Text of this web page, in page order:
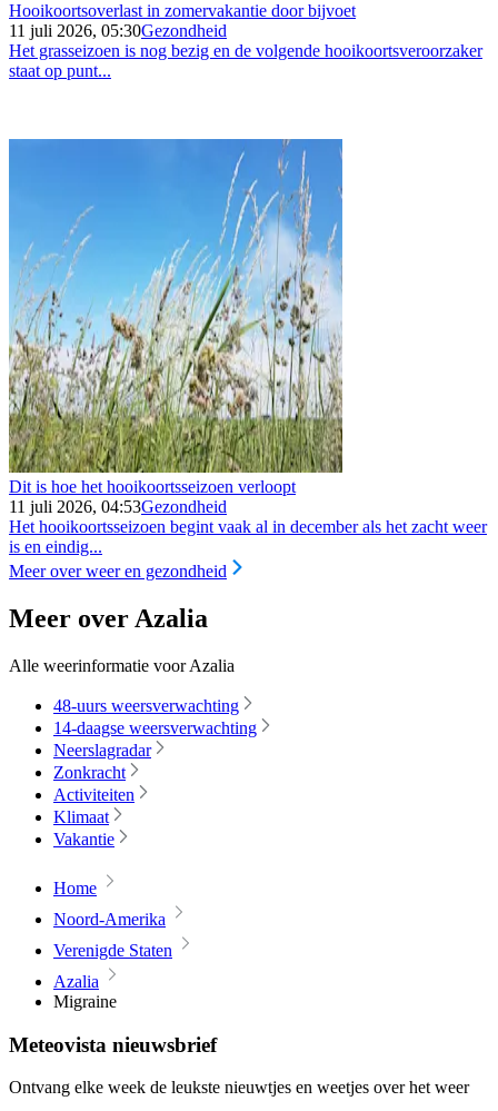
Hooikoortsoverlast in zomervakantie door bijvoet
11 juli 2026, 05:30Gezondheid
Het grasseizoen is nog bezig en de volgende hooikoortsveroorzaker
staat op punt...
Dit is hoe het hooikoortsseizoen verloopt
11 juli 2026, 04:53Gezondheid
Het hooikoortsseizoen begint vaak al in december als het zacht weer
is en eindig...
Meer over weer en gezondheid
Meer over Azalia
Alle weerinformatie voor Azalia
48-uurs weersverwachting
14-daagse weersverwachting
Neerslagradar
Zonkracht
Activiteiten
Klimaat
Vakantie
Home
Noord-Amerika
Verenigde Staten
Azalia
Migraine
Meteovista nieuwsbrief
Ontvang elke week de leukste nieuwtjes en weetjes over het weer